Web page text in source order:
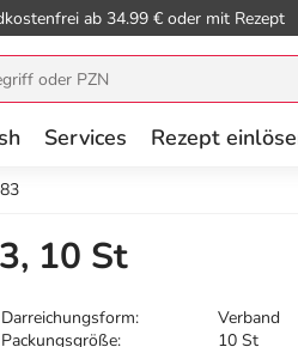
ab 34.99 € oder mit Rezept
Services Rezept
10 St
Darreichungsform:
Verband
Packungsgröße:
10 St